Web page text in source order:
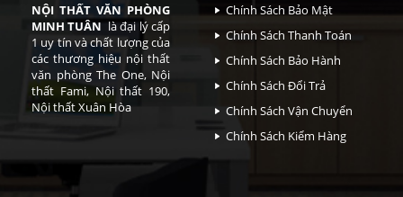
NỘI THẤT VĂN PHÒNG
MINH TUÂN là đại lý cấp
1 uy tín và chất lượng của
các thương hiệu nội thất
văn phòng The One, Nội
thất Fami, Nội thất 190,
Nội thất Xuân Hòa
Chính Sách Bảo Mật
Chính Sách Thanh Toán
Chính Sách Bảo Hành
Chính Sách Đổi Trả
Chính Sách Vận Chuyển
Chính Sách Kiểm Hàng